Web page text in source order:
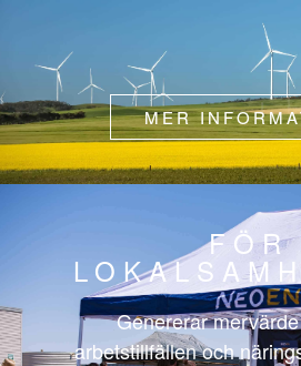
MER
FÖR
Genererar
arbetstillfällen och